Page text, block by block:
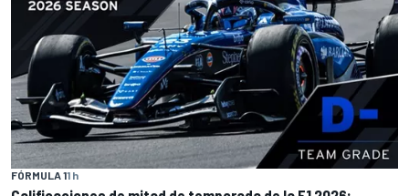
FÓRMULA 11 h